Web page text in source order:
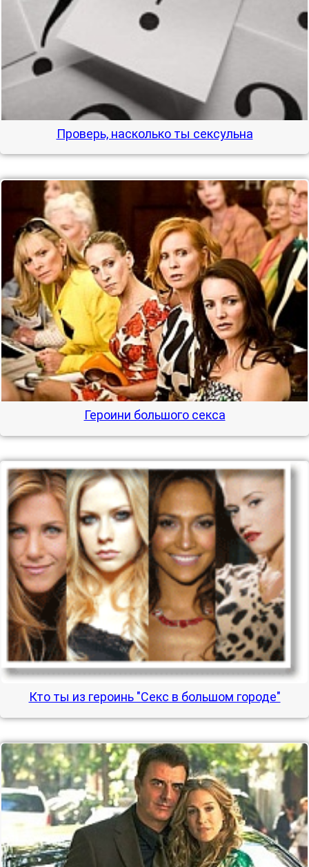
Проверь, насколько ты сексульна
Героини большого секса
Кто ты из героинь "Секс в большом городе"